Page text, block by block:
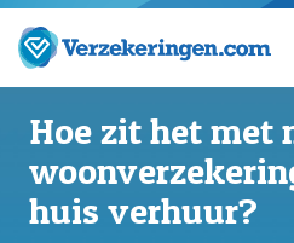
Hoe zit het met
huis verhuur?